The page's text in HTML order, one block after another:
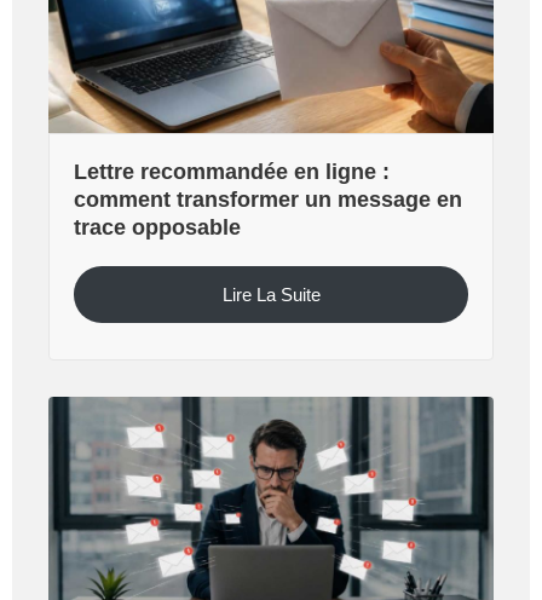
Lettre recommandée en ligne :
comment transformer un message en
trace opposable
Lire La Suite